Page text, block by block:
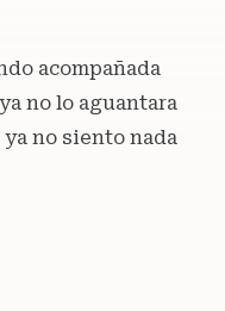
acompañada
no lo aguantara
no siento nada